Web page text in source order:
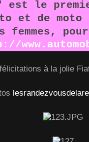
est le
et de
femmes,
à la jolie